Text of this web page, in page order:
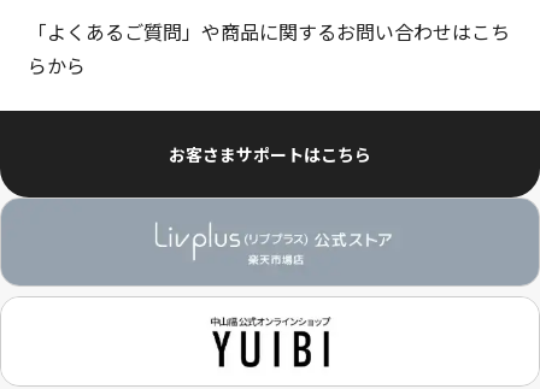
「よくあるご質問」や商品に関するお問い合わせはこち
らから
お客さまサポートはこちら